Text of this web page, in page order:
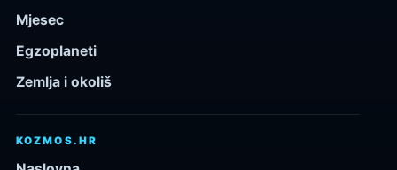
Mjesec
Egzoplaneti
Zemlja i okoliš
KOZMOS.HR